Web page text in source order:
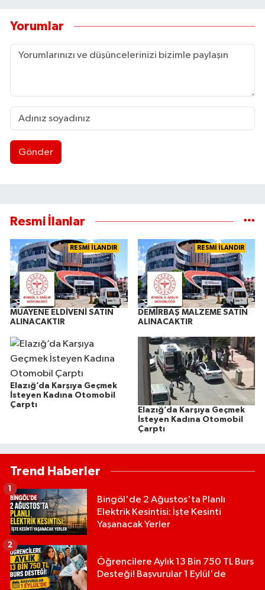
Yorumlar
Gönder
Resmi İlanlar
RESMİ İLANDIR
MUAYENE ELDİVENİ SATIN
ALINACAKTIR
RESMİ İLANDIR
DEMİRBAŞ MALZEME SATIN
ALINACAKTIR
Elazığ’da Karşıya Geçmek
İsteyen Kadına Otomobil
Çarptı
Elazığ’da Karşıya Geçmek
İsteyen Kadına Otomobil
Çarptı
Trend Haberler
Bingöl'de 2 Ağustos'ta Planlı
Elektrik Kesintisi: İşte Kesinti
Yaşanacak Yerler
1
Öğrencilere Aylık 13 Bin 750 TL Burs
Desteği! Başvurular 1 Eylül'de
2